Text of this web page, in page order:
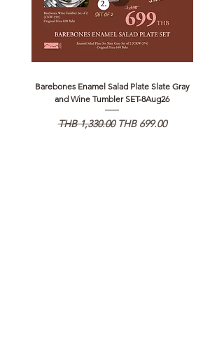
Barebones Enamel Salad Plate Slate Gray
and Wine Tumbler SET-8Aug26
Regular Price
THB 1,330.00 Sale Price
THB 699.00